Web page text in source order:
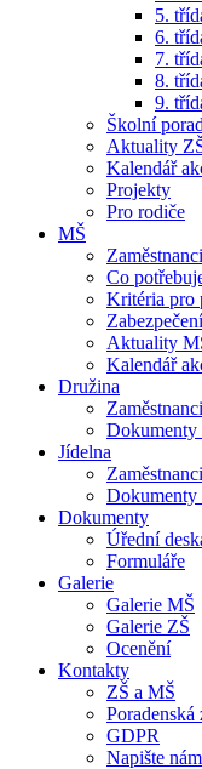
5.
6.
7.
8.
9.
Školní
Aktuality
Kalendář
Projekty
Pro rodiče
MŠ
Co
Kritéria pro
Aktuality
Kalendář
Družina
Dokumenty
Jídelna
Dokumenty
Dokumenty
Úřední
Formuláře
Galerie
Galerie MŠ
Galerie ZŠ
Ocenění
Kontakty
ZŠ a MŠ
Poradenská
GDPR
Napište nám